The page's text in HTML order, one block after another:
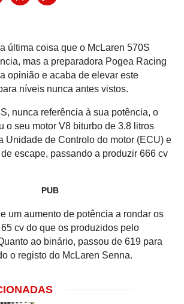
última coisa que o McLaren 570S
mas a preparadora Pogea Racing
opinião e acaba de elevar este
níveis nunca antes vistos.
nunca referência à sua potência, o
o seu motor V8 biturbo de 3.8 litros
Unidade de Controlo do motor (ECU) e
escape, passando a produzir 666 cv
PUB
um aumento de potência a rondar os
cv do que os produzidos pelo
ao binário, passou de 619 para
o registo do McLaren Senna.